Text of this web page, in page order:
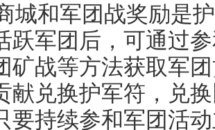
城和军团战奖励是
跃军团后，可通过
矿战等方法获取军
献兑换护军符，兑
要持续参和军团活